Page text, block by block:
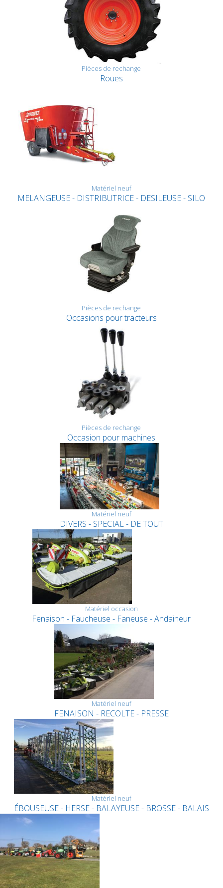
Pièces de rechange
Roues
Matériel neuf
MELANGEUSE - DISTRIBUTRICE - DESILEUSE - SILO
Pièces de rechange
Occasions pour tracteurs
Pièces de rechange
Occasion pour machines
Matériel neuf
DIVERS - SPECIAL - DE TOUT
Matériel occasion
Fenaison - Faucheuse - Faneuse - Andaineur
Matériel neuf
FENAISON - RECOLTE - PRESSE
Matériel neuf
ÉBOUSEUSE - HERSE - BALAYEUSE - BROSSE - BALAIS